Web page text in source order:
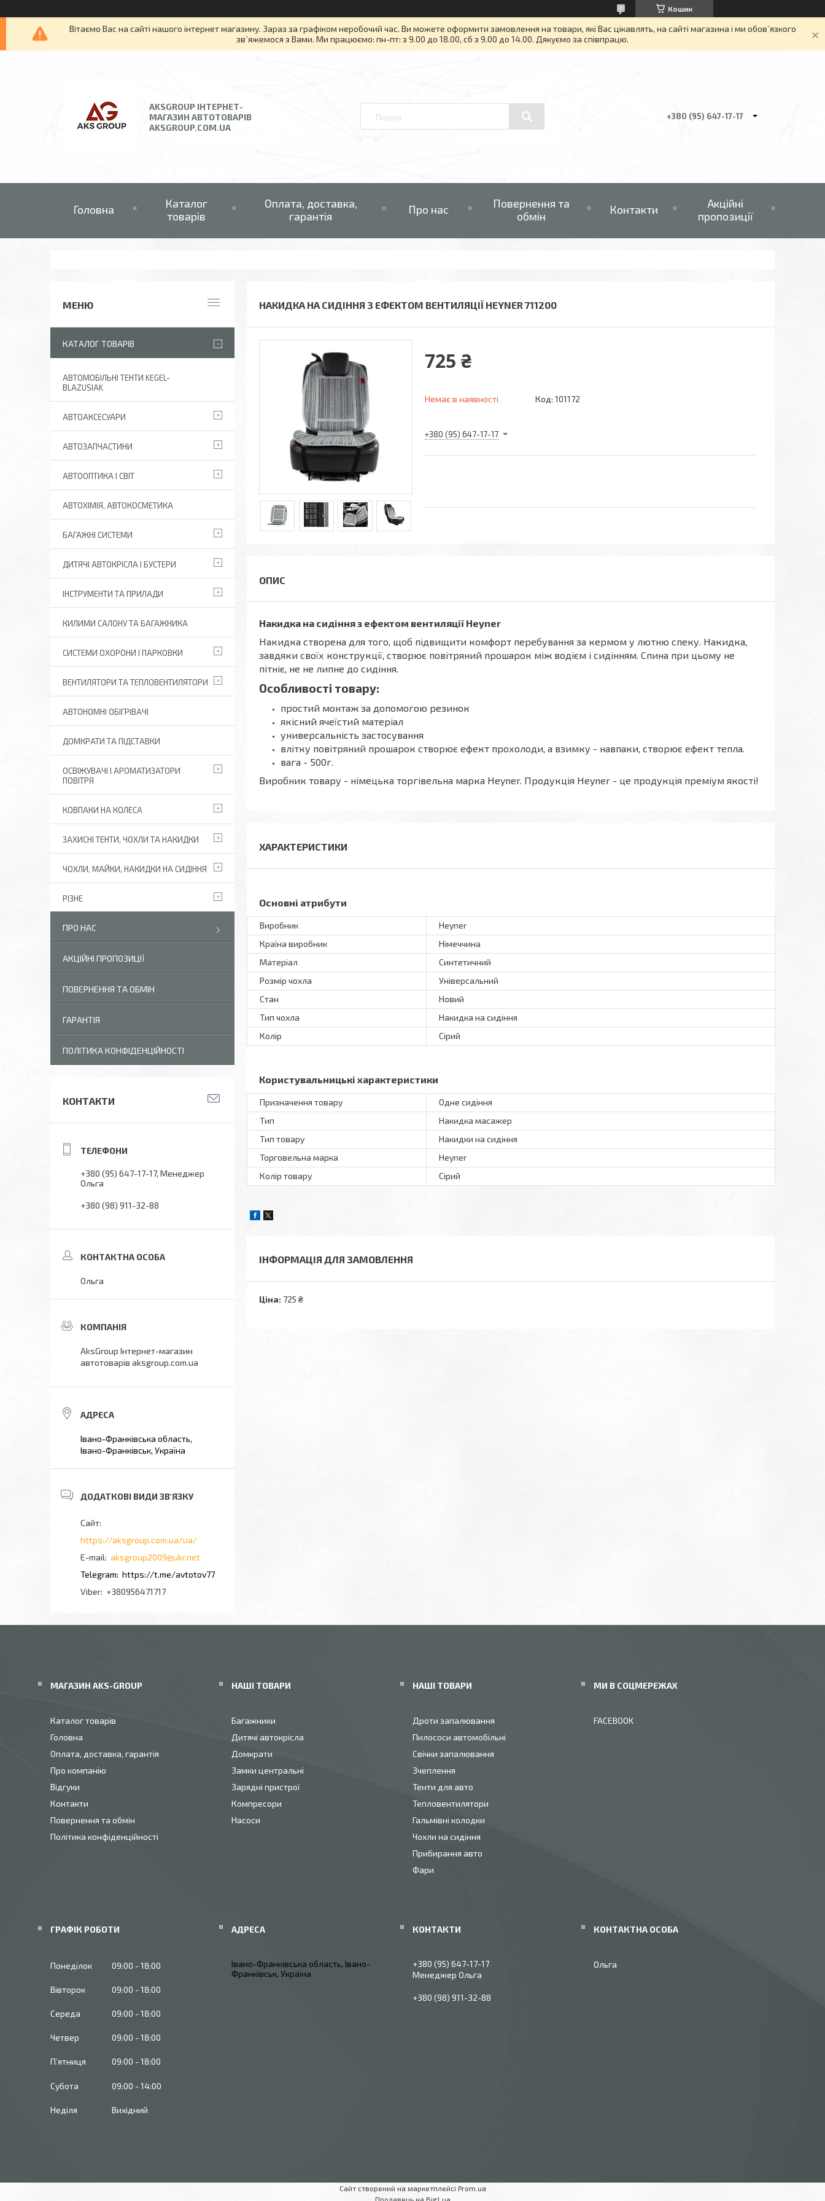
Кошик
Вітаємо Вас на сайті нашого інтернет магазину. Зараз за графіком неробочий час. Ви можете оформити замовлення на товари, які Вас цікавлять, на сайті магазина і ми обов`язкого
зв`яжемося з Вами. Ми працюємо: пн-пт: з 9.00 до 18.00, сб з 9.00 до 14.00. Дякуємо за співпрацю.
AKSGROUP ІНТЕРНЕТ-
МАГАЗИН АВТОТОВАРІВ
AKSGROUP.COM.UA
+380 (95) 647-17-17
Головна
Каталог
товарів
Оплата, доставка,
гарантія
Про нас
Повернення та
обмін
Контакти
Акційні
пропозиції
НАКИДКА НА СИДІННЯ З ЕФЕКТОМ ВЕНТИЛЯЦІЇ HEYNER 711200
725 ₴
Немає в наявності Код: 101172
+380 (95) 647-17-17
Накидка на сидіння з ефектом вентиляції Heyner
Накидка створена для того, щоб підвищити комфорт перебування за кермом у лютню спеку. Накидка,
завдяки своїх конструкції, створює повітряний прошарок між водієм і сидінням. Спина при цьому не
пітніє, не не липне до сидіння.
Особливості товару:
простий монтаж за допомогою резинок
якісний ячеїстий матеріал
универсальність застосування
влітку повітряний прошарок створює ефект прохолоди, а взимку - навпаки, створює ефект тепла.
вага - 500г.
Виробник товару - німецька торгівельна марка Heyner. Продукція Heyner - це продукція преміум якості!
ХАРАКТЕРИСТИКИ
Основні атрибути
Виробник
Heyner
Країна виробник
Німеччина
Матеріал
Синтетичний
Розмір чохла
Універсальний
Стан
Новий
Тип чохла
Накидка на сидіння
Колір
Сірий
Користувальницькі характеристики
Призначення товару
Одне сидіння
Тип
Накидка масажер
Тип товару
Накидки на сидіння
Торговельна марка
Heyner
Колір товару
Сірий
ІНФОРМАЦІЯ ДЛЯ ЗАМОВЛЕННЯ
Ціна: 725 ₴
КАТАЛОГ ТОВАРІВ
АВТОМОБІЛЬНІ ТЕНТИ KEGEL-
BLAZUSIAK
АВТОАКСЕСУАРИ
АВТОЗАПЧАСТИНИ
АВТООПТИКА І СВІТ
АВТОХІМІЯ, АВТОКОСМЕТИКА
БАГАЖНІ СИСТЕМИ
ДИТЯЧІ АВТОКРІСЛА І БУСТЕРИ
ІНСТРУМЕНТИ ТА ПРИЛАДИ
КИЛИМИ САЛОНУ ТА БАГАЖНИКА
СИСТЕМИ ОХОРОНИ І ПАРКОВКИ
ВЕНТИЛЯТОРИ ТА ТЕПЛОВЕНТИЛЯТОРИ
АВТОНОМНІ ОБІГРІВАЧІ
ДОМКРАТИ ТА ПІДСТАВКИ
ОСВІЖУВАЧІ І АРОМАТИЗАТОРИ
ПОВІТРЯ
КОВПАКИ НА КОЛЕСА
ЗАХИСНІ ТЕНТИ, ЧОХЛИ ТА НАКИДКИ
ЧОХЛИ, МАЙКИ, НАКИДКИ НА СИДІННЯ
РІЗНЕ
ПРО НАС
АКЦІЙНІ ПРОПОЗИЦІЇ
ПОВЕРНЕННЯ ТА ОБМІН
ГАРАНТІЯ
ПОЛІТИКА КОНФІДЕНЦІЙНОСТІ
КОНТАКТИ
+380 (95) 647-17-17 Менеджер
Ольга
+380 (98) 911-32-88
Ольга
AksGroup Інтернет-магазин
автотоварів aksgroup.com.ua
Івано-Франківська область,
Івано-Франківськ, Україна
https://aksgroup.com.ua/ua/
aksgroup2009@ukr.net
https://t.me/avtotov77
+380956471717
МАГАЗИН AKS-GROUP
Каталог товарів
Головна
Оплата, доставка, гарантія
Про компанію
Відгуки
Контакти
Повернення та обмін
Політика конфіденційності
НАШІ ТОВАРИ
Багажники
Дитячі автокрісла
Домкрати
Замки центральні
Зарядні пристрої
Компресори
Насоси
НАШІ ТОВАРИ
Дроти запалювання
Пилососи автомобільні
Свічки запалювання
Зчеплення
Тенти для авто
Тепловентилятори
Гальмівні колодки
Чохли на сидіння
Прибирання авто
Фари
МИ В СОЦМЕРЕЖАХ
FACEBOOK
ГРАФІК РОБОТИ
Понеділок 09:00 18:00
Вівторок 09:00 18:00
Середа 09:00 18:00
Четвер 09:00 18:00
Пʼятниця 09:00 18:00
Субота 09:00 14:00
Неділя Вихідний
Івано-Франківська область, Івано-
Франківськ, Україна
+380 (95) 647-17-17
Менеджер Ольга
+380 (98) 911-32-88
Ольга
Сайт створений на маркетплейсі Prom.ua
Продавець на Bigl.ua